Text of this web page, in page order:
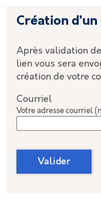
Création
Après validation
lien vous sera
création de votre
Courriel
Votre adresse courriel
Valider